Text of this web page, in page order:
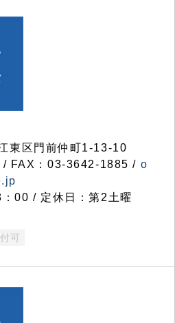
東区門前仲町1-13-10
FAX：03-3642-1885 / o
00 / 定休日：第2土曜
可